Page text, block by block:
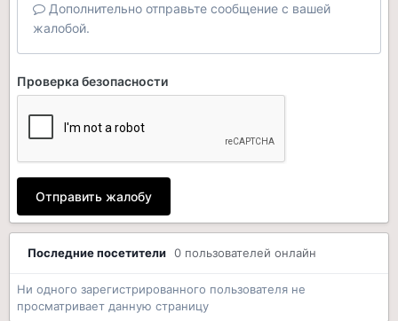
Дополнительно отправьте сообщение с вашей
жалобой.
Проверка безопасности
Отправить жалобу
Последние посетители 0 пользователей онлайн
Ни одного зарегистрированного пользователя не
просматривает данную страницу